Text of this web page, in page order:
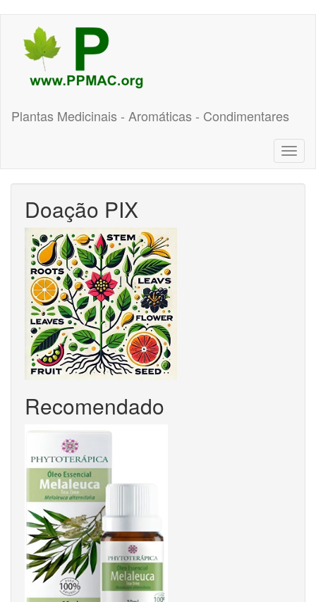
conteúdo
principal
Plantas Medicinais - Aromáticas - Condimentares
Doação PIX
Recomendado